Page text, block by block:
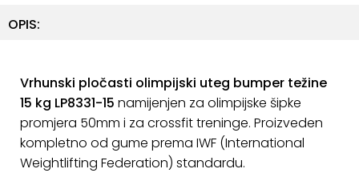
i
Remeni,
rukavice
ostalo
Sportske
OPIS:
Vrhunski pločasti olimpijski uteg bumper težine
15 kg LP8331-15 namijenjen za olimpijske šipke
promjera 50mm i za crossfit treninge. Proizveden
kompletno od gume prema IWF (International
Weightlifting Federation) standardu.